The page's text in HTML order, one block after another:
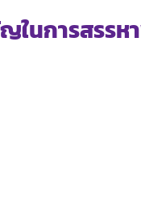
ในการสรร